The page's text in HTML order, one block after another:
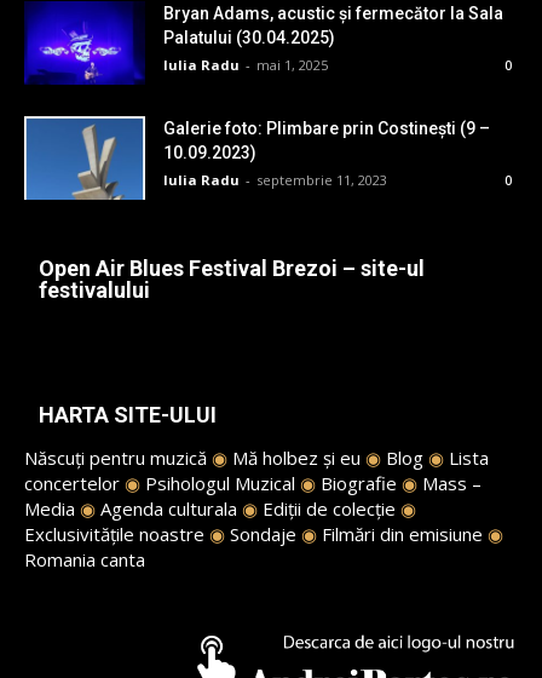
Bryan Adams, acustic și fermecător la Sala
Palatului (30.04.2025)
Iulia Radu - mai 1, 2025 0
Galerie foto: Plimbare prin Costinești (9 –
10.09.2023)
Iulia Radu - septembrie 11, 2023 0
Open Air Blues Festival Brezoi – site-ul
festivalului
HARTA SITE-ULUI
Născuți pentru muzică ◉ Mă holbez și eu ◉ Blog ◉ Lista
concertelor ◉ Psihologul Muzical ◉ Biografie ◉ Mass –
Media ◉ Agenda culturala ◉ Ediții de colecție ◉
Exclusivitățile noastre ◉ Sondaje ◉ Filmări din emisiune ◉
Romania canta